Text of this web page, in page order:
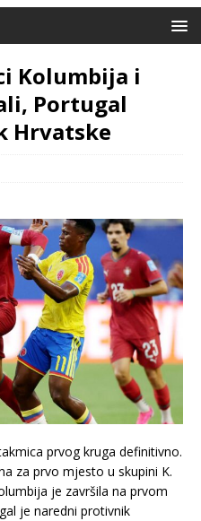
Kolumbija i
Portugal
Hrvatske
prvog kruga definitivno.
za prvo mjesto u skupini K.
je završila na prvom
je naredni protivnik